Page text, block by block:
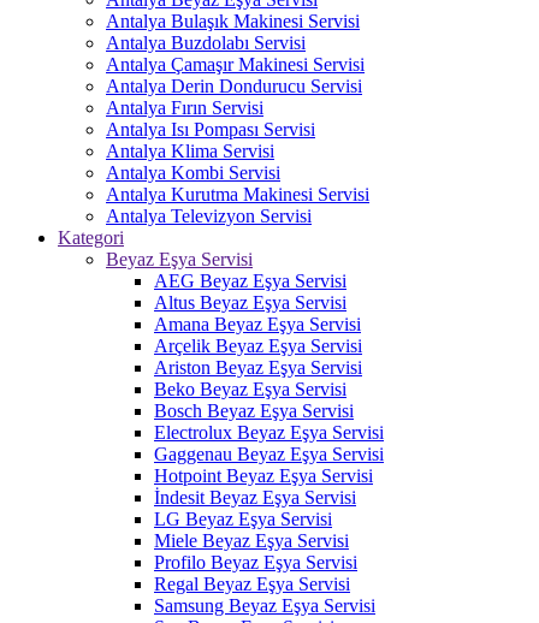
Antalya Bulaşık Makinesi Servisi
Antalya Buzdolabı Servisi
Antalya Çamaşır Makinesi Servisi
Antalya Derin Dondurucu Servisi
Antalya Fırın Servisi
Antalya Isı Pompası Servisi
Antalya Klima Servisi
Antalya Kombi Servisi
Antalya Kurutma Makinesi Servisi
Antalya Televizyon Servisi
Kategori
Beyaz Eşya Servisi
AEG Beyaz Eşya Servisi
Altus Beyaz Eşya Servisi
Amana Beyaz Eşya Servisi
Arçelik Beyaz Eşya Servisi
Ariston Beyaz Eşya Servisi
Beko Beyaz Eşya Servisi
Bosch Beyaz Eşya Servisi
Electrolux Beyaz Eşya Servisi
Gaggenau Beyaz Eşya Servisi
Hotpoint Beyaz Eşya Servisi
İndesit Beyaz Eşya Servisi
LG Beyaz Eşya Servisi
Miele Beyaz Eşya Servisi
Profilo Beyaz Eşya Servisi
Regal Beyaz Eşya Servisi
Samsung Beyaz Eşya Servisi